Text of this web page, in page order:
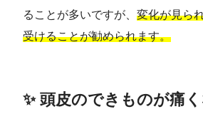
ることが多いですが、 変化が見ら
受けることが勧められます。
✨ 頭皮のできものが痛